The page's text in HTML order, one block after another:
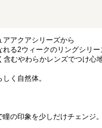
アクアシリーズから
れる2ウィークのリングシリ
むやわらかレンズでつけ心
く自然体。
の印象を少しだけチェンジ。